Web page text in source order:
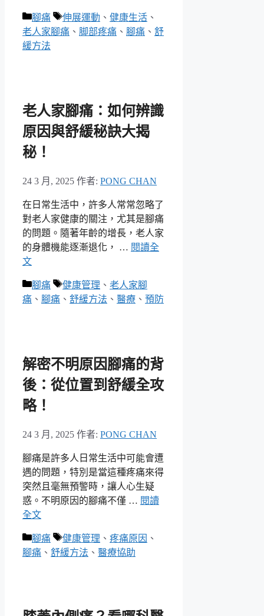
分
類
腳痛
標
籤
伸展運動 、 健康生活 、
老人家腳痛 、 脚部疼痛 、 腳痛 、 舒
緩方法
老人家腳痛：如何辨識
原因與舒緩秘訣大揭
秘！
24 3 月, 2025 作者: PONG CHAN
在日常生活中，許多人常常忽略了
對老人家健康的關注，尤其是腳痛
的問題。隨著年齡的增長，老人家
的身體機能逐漸退化， … 閱讀全
文
分
類
腳痛
標
籤
健康管理 、 老人家腳
痛 、 腳痛 、 舒緩方法 、 醫療 、 預防
解密不明原因腳痛的背
後：從位置到舒緩全攻
略！
24 3 月, 2025 作者: PONG CHAN
腳痛是許多人日常生活中可能會遭
遇的問題，特別是當這種疼痛來得
突然且毫無預警時，讓人心生疑
惑。不明原因的腳痛不僅 … 閱讀
全文
分
類
腳痛
標
籤
健康管理 、 疼痛原因 、
腳痛 、 舒緩方法 、 醫療協助